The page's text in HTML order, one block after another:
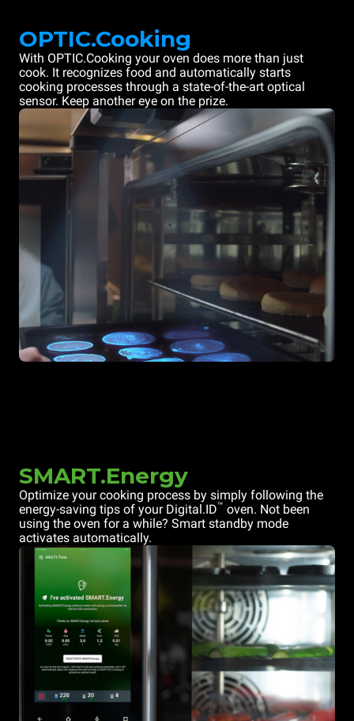
OPTIC.Cooking
With OPTIC.Cooking your oven does more than just
cook. It recognizes food and automatically starts
cooking processes through a state-of-the-art optical
sensor. Keep another eye on the prize.
SMART.Energy
Optimize your cooking process by simply following the
energy-saving tips of your Digital.ID™ oven. Not been
using the oven for a while? Smart standby mode
activates automatically.